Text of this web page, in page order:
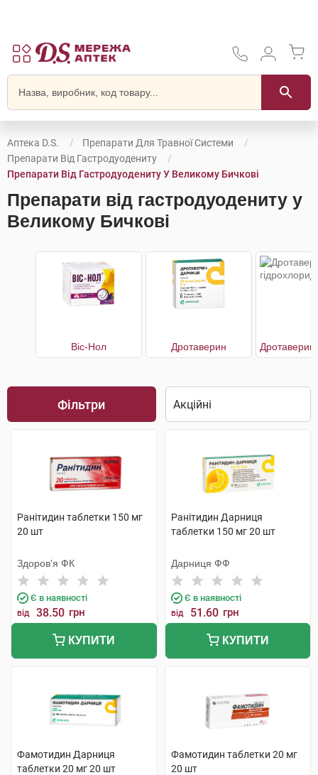
Аптека D.S.
Препарати Для Травної Системи
Препарати Від Гастродуодениту
Препарати Від Гастродуодениту У Великому Бичкові
Препарати від гастродуодениту у
Великому Бичкові
Віс-Нол Дротаверин
Фільтри
Ранітидин таблетки 150 мг
20 шт
Здоров'я ФК
Є в наявності
від 38.50 грн
КУПИТИ
Ранітидин Дарниця
таблетки 150 мг 20 шт
Дарниця ФФ
Є в наявності
від 51.60 грн
КУПИТИ
Фамотидин Дарниця
таблетки 20 мг 20 шт
Фамотидин таблетки 20 мг
20 шт